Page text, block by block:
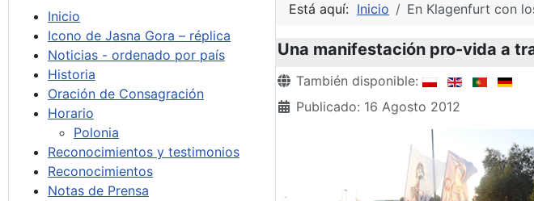
Inicio
Icono de Jasna Gora – réplica
Noticias - ordenado por país
Historia
Oración de Consagración
Horario
Polonia
Reconocimientos y testimonios
Reconocimientos
Notas de Prensa
Está aquí: Inicio En Klagenfurt con
Una manifestación pro-vida a
Detalles
También disponible:
Publicado: 16 Agosto 2012